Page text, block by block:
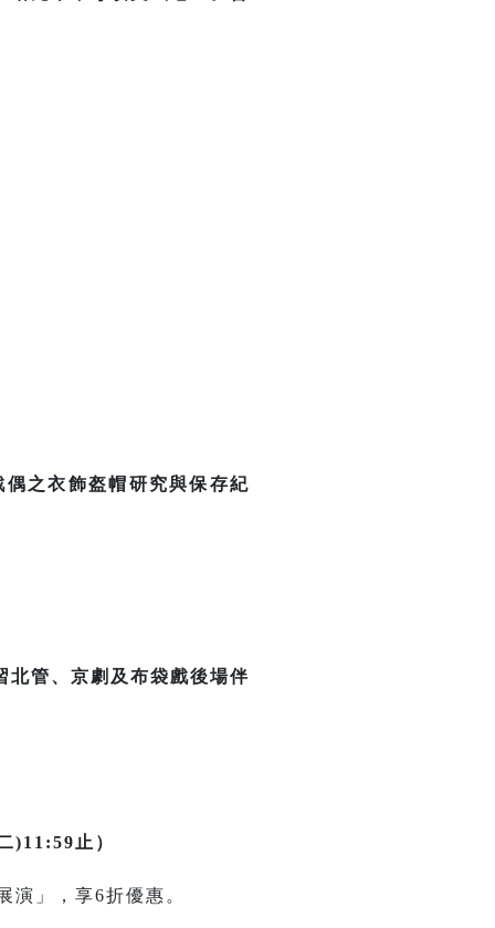
之衣飾盔帽研究與保存紀
北管、京劇及布袋戲後場伴
)11:59止）
演」，享6折優惠。